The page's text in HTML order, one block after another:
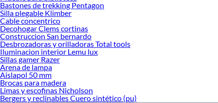
Bastones de trekking Pentagon
Silla plegable Klimber
Cable concentrico
Decohogar Clems cortinas
Construccion San bernardo
Desbrozadoras y orilladoras Total tools
Iluminacion interior Lemu lux
Sillas gamer Razer
Arena de lampa
Aislapol 50 mm
Brocas para madera
Limas y escofinas Nicholson
Bergers y reclinables Cuero sintético (pu)